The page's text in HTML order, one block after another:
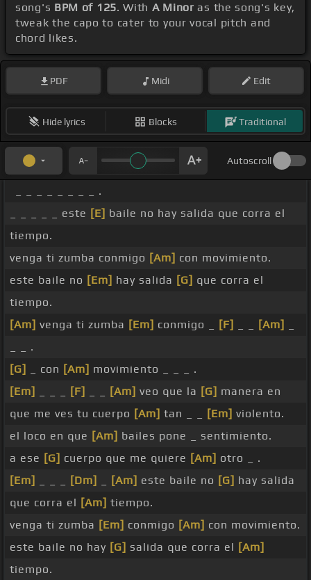
song's BPM of 125. With A Minor as the song's key,
tweak the capo to cater to your vocal pitch and
chord likes.
PDF Midi Edit
Hide lyrics Blocks Traditional
Autoscroll
_ _ _ _ _ _ _ _ .
_ _ _ _ _ este [E] baile no hay salida que corra el
tiempo.
venga ti zumba conmigo [Am] con movimiento.
este baile no [Em] hay salida [G] que corra el
tiempo.
[Am] venga ti zumba [Em] conmigo _ [F] [Am]
_ _ .
[G]
_ con [Am] movimiento _ _ _ .
[Em]
[F] [Am] veo que la [G] manera en
que me ves tu cuerpo [Am] tan _ _ [Em] violento.
el loco en que [Am] bailes pone _ sentimiento.
a ese [G] cuerpo que me quiere [Am] otro _ .
[Em]
[Dm] [Am] este baile no [G] hay salida
que corra el [Am] tiempo.
venga ti zumba [Em] conmigo [Am] con movimiento.
este baile no hay [G] salida que corra el [Am]
tiempo.